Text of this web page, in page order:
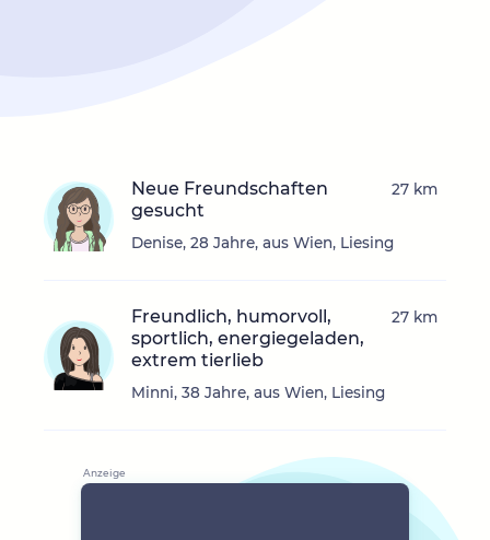
Neue Freundschaften
gesucht
Denise, 28 Jahre, aus Wien, Liesing
27 km
Freundlich, humorvoll,
sportlich, energiegeladen,
extrem tierlieb
Minni, 38 Jahre, aus Wien, Liesing
27 km